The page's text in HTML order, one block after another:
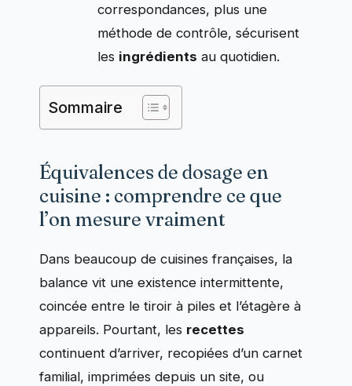
correspondances, plus une
méthode de contrôle, sécurisent
les ingrédients au quotidien.
Sommaire
Équivalences de dosage en
cuisine : comprendre ce que
l’on mesure vraiment
Dans beaucoup de cuisines françaises, la
balance vit une existence intermittente,
coincée entre le tiroir à piles et l’étagère à
appareils. Pourtant, les recettes
continuent d’arriver, recopiées d’un carnet
familial, imprimées depuis un site, ou